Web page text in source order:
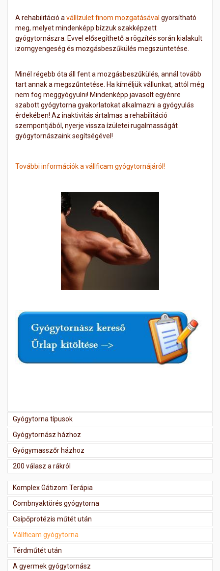
A rehabilitáció avállízület finom mozgatásával gyorsítható
meg, melyet mindenképp bízzuk szakképzett
gyógytornászra. Evvel elősegíthető a rögzítés során kialakult
izomgyengeség és mozgásbeszűkülés megszüntetése.
Minél régebb óta áll fent a mozgásbeszűkülés, annál tovább
tart annak a megszűntetése. Ha kíméljük vállunkat, attól még
nem fog meggyógyulni! Mindenképp javasolt egyénre
szabott gyógytorna gyakorlatokat alkalmazni a gyógyulás
érdekében! Az inaktivitás ártalmas a rehabilitáció
szempontjából, nyerje vissza ízületei rugalmasságát
gyógytornászaink segítségével!
További információk a vállficam gyógytornájáról!
Gyógytorna típusok
Gyógytornász házhoz
Gyógymasszőr házhoz
200 válasz a rákról
Komplex Gátizom Terápia
Combnyaktörés gyógytorna
Csípőprotézis műtét után
Vállficam gyógytorna
Térdműtét után
A gyermek gyógytornász